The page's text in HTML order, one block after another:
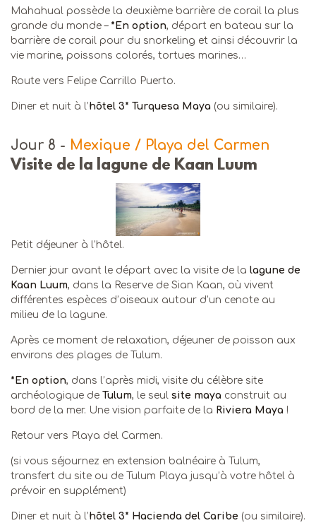
Mahahual possède la deuxième barrière de corail la plus
grande du monde – *En option, départ en bateau sur la
barrière de corail pour du snorkeling et ainsi découvrir la
vie marine, poissons colorés, tortues marines…
Route vers Felipe Carrillo Puerto.
Diner et nuit à l’hôtel 3* Turquesa Maya (ou similaire).
Jour 8 - Mexique / Playa del Carmen
Visite de la lagune de Kaan Luum
Petit déjeuner à l’hôtel.
Dernier jour avant le départ avec la visite de la lagune de
Kaan Luum, dans la Reserve de Sian Kaan, où vivent
différentes espèces d’oiseaux autour d’un cenote au
milieu de la lagune.
Après ce moment de relaxation, déjeuner de poisson aux
environs des plages de Tulum.
*En option, dans l’après midi, visite du célèbre site
archéologique de Tulum, le seul site maya construit au
bord de la mer. Une vision parfaite de la Riviera Maya !
Retour vers Playa del Carmen.
(si vous séjournez en extension balnéaire à Tulum,
transfert du site ou de Tulum Playa jusqu’à votre hôtel à
prévoir en supplément)
Diner et nuit à l’hôtel 3* Hacienda del Caribe (ou similaire).